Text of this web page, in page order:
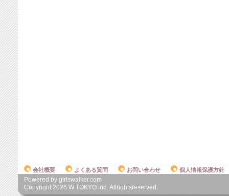
会社概要 よくある質問 お問い合わせ 個人情報保護方針
Powered by girlswalker.com
Copyright 2026 W TOKYO Inc. Allrightsreserved.